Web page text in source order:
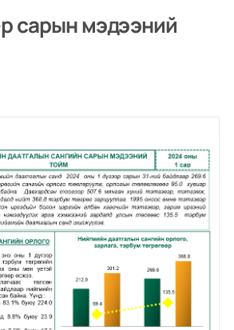
сарын мэдээний